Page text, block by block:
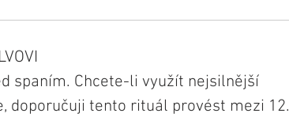
spaním. Chcete-li využít nejsilnější
doporučuji tento rituál provést mezi 12.